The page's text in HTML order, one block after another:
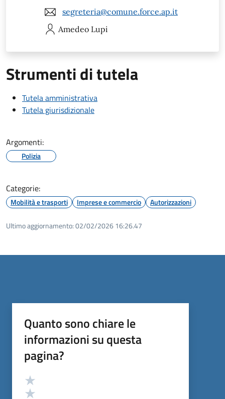
segreteria@comune.force.ap.it
Amedeo Lupi
Strumenti di tutela
Tutela amministrativa
Tutela giurisdizionale
Argomenti:
Polizia
Categorie:
Mobilità e trasporti Imprese e commercio Autorizzazioni
Ultimo aggiornamento:02/02/2026 16:26.47
Quanto sono chiare le
informazioni su questa
pagina?
Valutazione